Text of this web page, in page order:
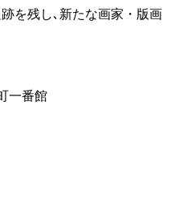
を残し､新たな画家・版画
一番館